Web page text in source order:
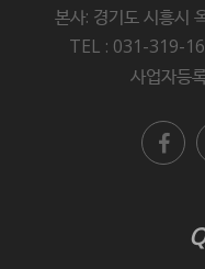
본사: 경기도 시흥시
TEL : 031-319-
사업자등